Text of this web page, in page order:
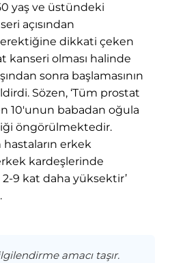
yaş ve üstündeki
açısından
dikkati çeken
kanseri olması halinde
sonra başlamasının
Sözen, ‘Tüm prostat
10'unun babadan oğula
öngörülmektedir.
erkek
kardeşlerinde
9 kat daha yüksektir’
amacı taşır.